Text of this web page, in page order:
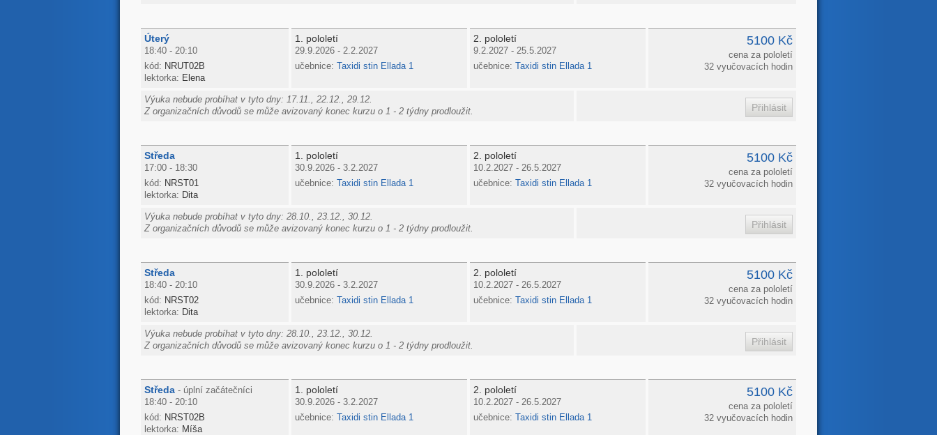
Úterý
18:40 - 20:10
kód: NRUT02B
lektorka: Elena
1. pololetí
29.9.2026 - 2.2.2027
učebnice:
Taxidi stin Ellada 1
2. pololetí
9.2.2027 - 25.5.2027
učebnice:
Taxidi stin Ellada 1
5100 Kč
cena za pololetí
32 vyučovacích hodin
Výuka nebude probíhat v tyto dny: 17.11., 22.12., 29.12.
Z organizačních důvodů se může avizovaný konec kurzu o 1 - 2 týdny prodloužit.
Středa
17:00 - 18:30
kód: NRST01
lektorka: Dita
1. pololetí
30.9.2026 - 3.2.2027
učebnice:
Taxidi stin Ellada 1
2. pololetí
10.2.2027 - 26.5.2027
učebnice:
Taxidi stin Ellada 1
5100 Kč
cena za pololetí
32 vyučovacích hodin
Výuka nebude probíhat v tyto dny: 28.10., 23.12., 30.12.
Z organizačních důvodů se může avizovaný konec kurzu o 1 - 2 týdny prodloužit.
Středa
18:40 - 20:10
kód: NRST02
lektorka: Dita
1. pololetí
30.9.2026 - 3.2.2027
učebnice:
Taxidi stin Ellada 1
2. pololetí
10.2.2027 - 26.5.2027
učebnice:
Taxidi stin Ellada 1
5100 Kč
cena za pololetí
32 vyučovacích hodin
Výuka nebude probíhat v tyto dny: 28.10., 23.12., 30.12.
Z organizačních důvodů se může avizovaný konec kurzu o 1 - 2 týdny prodloužit.
Středa - úplní začátečníci
18:40 - 20:10
kód: NRST02B
lektorka: Míša
1. pololetí
30.9.2026 - 3.2.2027
učebnice:
Taxidi stin Ellada 1
2. pololetí
10.2.2027 - 26.5.2027
učebnice:
Taxidi stin Ellada 1
5100 Kč
cena za pololetí
32 vyučovacích hodin